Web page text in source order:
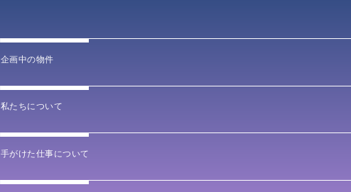
企画中の物件
私たちについて
手がけた仕事について